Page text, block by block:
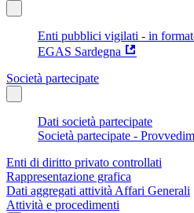
Enti pubblici vigilati - in
EGAS Sardegna
Società partecipate
Dati società partecipate
Società partecipate -
Enti di diritto privato controllati
Rappresentazione grafica
Dati aggregati attività Affari Generali
Attività e procedimenti